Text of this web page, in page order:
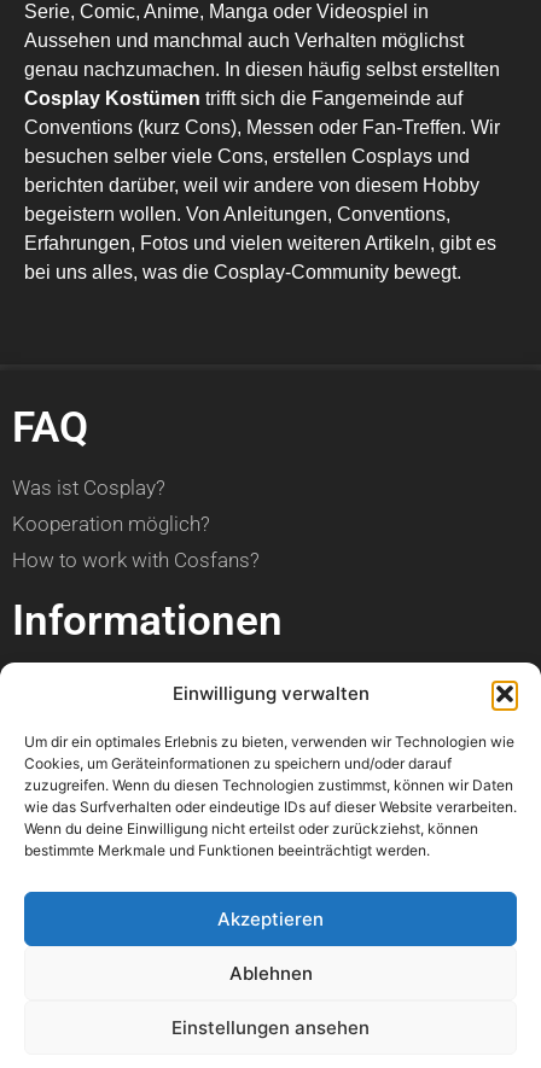
Einwilligung verwalten
Um dir ein optimales Erlebnis zu bieten, verwenden wir Technologien wie
Cookies, um Geräteinformationen zu speichern und/oder darauf
zuzugreifen. Wenn du diesen Technologien zustimmst, können wir Daten
wie das Surfverhalten oder eindeutige IDs auf dieser Website verarbeiten.
Wenn du deine Einwilligung nicht erteilst oder zurückziehst, können
bestimmte Merkmale und Funktionen beeinträchtigt werden.
Akzeptieren
Ablehnen
Einstellungen ansehen
Serie, Comic, Anime, Manga oder Videospiel in
Aussehen und manchmal auch Verhalten möglichst
genau nachzumachen. In diesen häufig selbst erstellten
Cosplay Kostümen trifft sich die Fangemeinde auf
Conventions (kurz Cons), Messen oder Fan-Treffen. Wir
besuchen selber viele Cons, erstellen Cosplays und
berichten darüber, weil wir andere von diesem Hobby
begeistern wollen. Von Anleitungen, Conventions,
Erfahrungen, Fotos und vielen weiteren Artikeln, gibt es
bei uns alles, was die Cosplay-Community bewegt.
FAQ
Was ist Cosplay?
Kooperation möglich?
How to work with Cosfans?
Informationen
Datenschutzerklärung
Hilfe
Wann ist mein Foto online?
Kann ich meine Con bewerben?
Wo kann ich einen Fehler melden?
Könnt ihr bitte mein Foto löschen?